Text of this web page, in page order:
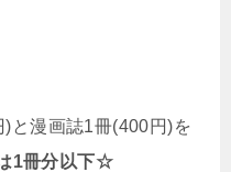
と漫画誌1冊(400円)を
1冊分以下☆